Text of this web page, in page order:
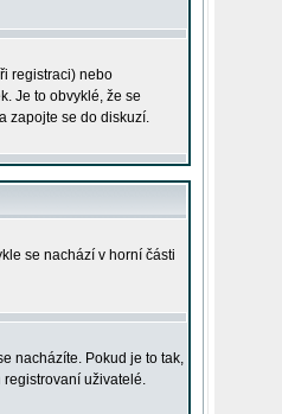
registraci) nebo
Je to obvyklé, že se
zapojte se do diskuzí.
se nachází v horní části
nacházíte. Pokud je to tak,
registrovaní uživatelé.